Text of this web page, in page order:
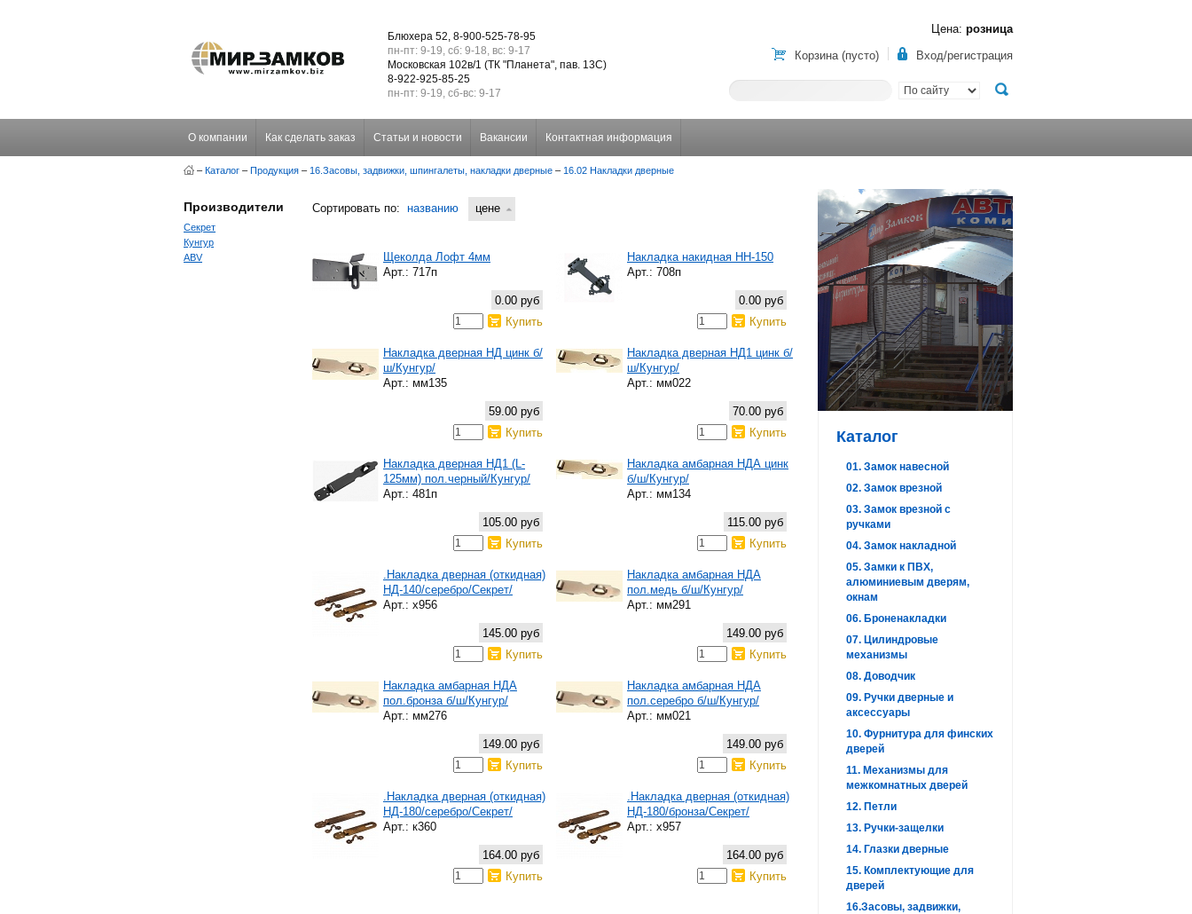
Цена: розница
Корзина (пусто)
Вход/регистрация
Блюхера 52, 8-900-525-78-95
пн-пт: 9-19, сб: 9-18, вс: 9-17
Московская 102в/1 (ТК "Планета", пав. 13С)
8-922-925-85-25
пн-пт: 9-19, сб-вс: 9-17
О компании Как сделать заказ Статьи и новости Вакансии Контактная информация
– Каталог – Продукция – 16.Засовы, задвижки, шпингалеты, накладки дверные – 16.02 Накладки дверные
Производители
Секрет
Кунгур
ABV
Сортировать по: названию цене
Щеколда Лофт 4мм
Арт.: 717п
0.00 руб
Купить
Накладка накидная НН-150
Арт.: 708п
0.00 руб
Купить
Накладка дверная НД цинк б/
ш/Кунгур/
Арт.: мм135
59.00 руб
Купить
Накладка дверная НД1 цинк б/
ш/Кунгур/
Арт.: мм022
70.00 руб
Купить
Накладка дверная НД1 (L-
125мм) пол.черный/Кунгур/
Арт.: 481п
105.00 руб
Купить
Накладка амбарная НДА цинк
б/ш/Кунгур/
Арт.: мм134
115.00 руб
Купить
.Накладка дверная (откидная)
НД-140/серебро/Секрет/
Арт.: х956
145.00 руб
Купить
Накладка амбарная НДА
пол.медь б/ш/Кунгур/
Арт.: мм291
149.00 руб
Купить
Накладка амбарная НДА
пол.бронза б/ш/Кунгур/
Арт.: мм276
149.00 руб
Купить
Накладка амбарная НДА
пол.серебро б/ш/Кунгур/
Арт.: мм021
149.00 руб
Купить
.Накладка дверная (откидная)
НД-180/серебро/Секрет/
Арт.: к360
164.00 руб
Купить
.Накладка дверная (откидная)
НД-180/бронза/Секрет/
Арт.: х957
164.00 руб
Купить
Каталог
01. Замок навесной
02. Замок врезной
03. Замок врезной с
ручками
04. Замок накладной
05. Замки к ПВХ,
алюминиевым дверям,
окнам
06. Броненакладки
07. Цилиндровые
механизмы
08. Доводчик
09. Ручки дверные и
аксессуары
10. Фурнитура для финских
дверей
11. Механизмы для
межкомнатных дверей
12. Петли
13. Ручки-защелки
14. Глазки дверные
15. Комплектующие для
дверей
16.Засовы, задвижки,